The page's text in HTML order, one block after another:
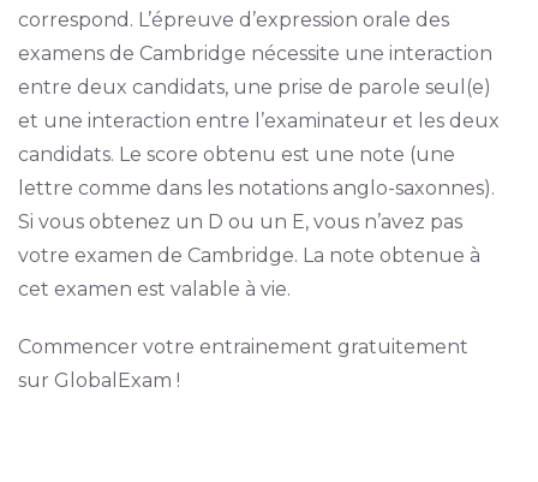
correspond. L’épreuve d’expression orale des
examens de Cambridge nécessite une interaction
entre deux candidats, une prise de parole seul(e)
et une interaction entre l’examinateur et les deux
candidats. Le score obtenu est une note (une
lettre comme dans les notations anglo-saxonnes).
Si vous obtenez un D ou un E, vous n’avez pas
votre examen de Cambridge. La note obtenue à
cet examen est valable à vie.
Commencer votre entrainement gratuitement
sur GlobalExam !